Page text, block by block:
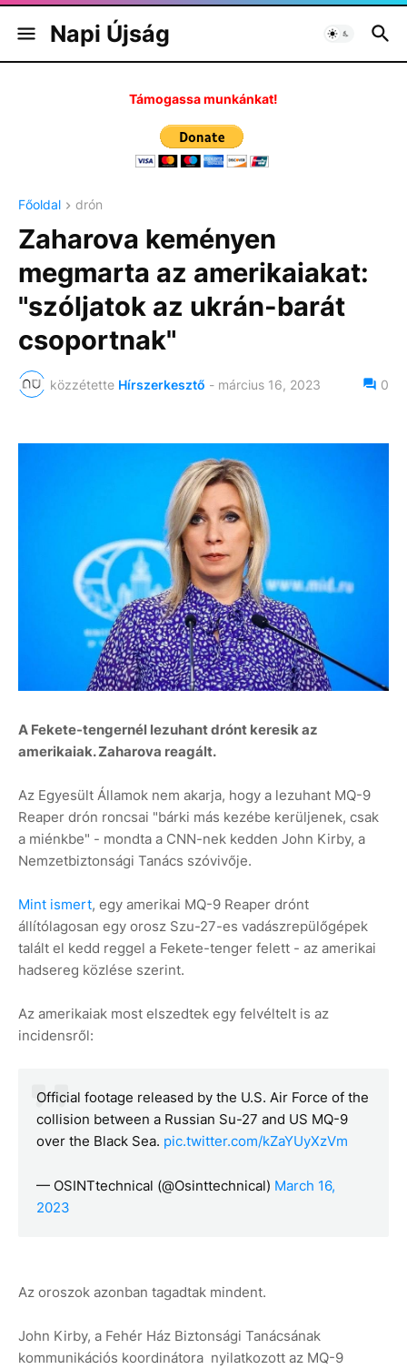
Napi Újság
Támogassa munkánkat!
Főoldal drón
Zaharova keményen
megmarta az amerikaiakat:
"szóljatok az ukrán-barát
csoportnak"
közzétette Hírszerkesztő - március 16, 2023 0
A Fekete-tengernél lezuhant drónt keresik az
amerikaiak. Zaharova reagált.
Az Egyesült Államok nem akarja, hogy a lezuhant MQ-9
Reaper drón roncsai "bárki más kezébe kerüljenek, csak
a miénkbe" - mondta a CNN-nek kedden John Kirby, a
Nemzetbiztonsági Tanács szóvivője.
Mint ismert, egy amerikai MQ-9 Reaper drónt
állítólagosan egy orosz Szu-27-es vadászrepülőgépek
talált el kedd reggel a Fekete-tenger felett - az amerikai
hadsereg közlése szerint.
Az amerikaiak most elszedtek egy felvéltelt is az
incidensről:
Official footage released by the U.S. Air Force of the
collision between a Russian Su-27 and US MQ-9
over the Black Sea. pic.twitter.com/kZaYUyXzVm
— OSINTtechnical (@Osinttechnical) March 16,
2023
Az oroszok azonban tagadtak mindent.
John Kirby, a Fehér Ház Biztonsági Tanácsának
kommunikációs koordinátora nyilatkozott az MQ-9